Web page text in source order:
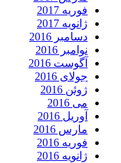
فوریه 2017
ژانویه 2017
دسامبر 2016
نوامبر 2016
آگوست 2016
جولای 2016
ژوئن 2016
می 2016
آوریل 2016
مارس 2016
فوریه 2016
ژانویه 2016